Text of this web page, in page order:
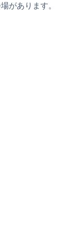
があります。